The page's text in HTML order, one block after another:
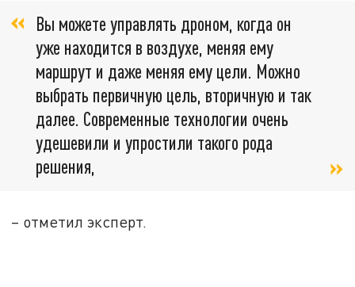
Вы можете управлять дроном, когда он
уже находится в воздухе, меняя ему
маршрут и даже меняя ему цели. Можно
выбрать первичную цель, вторичную и так
далее. Современные технологии очень
удешевили и упростили такого рода
решения,
– отметил эксперт.